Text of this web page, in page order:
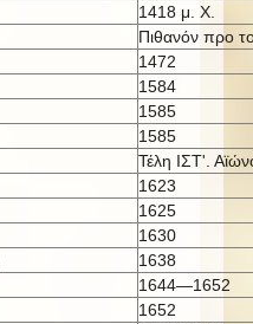
1418 μ. X.
Πιθανόν προ
1472
1584
1585
1585
Τέλη ΙΣΤ'.
1623
1625
1630
1638
1644—1652
1652